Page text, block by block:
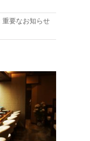
重要なお知らせ